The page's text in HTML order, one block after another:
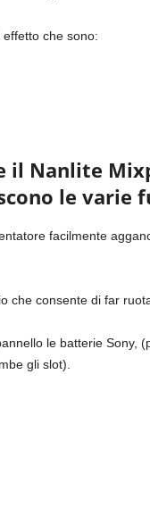
che sono:
il Nanlite
le varie
facilmente
che consente di far
le batterie Sony,
gli slot).